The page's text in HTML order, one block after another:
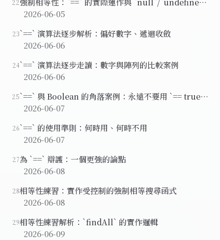
22
的特殊關係
2026-06-05
23`==` 演算法逐步解析：偏好數字、遞迴收斂
2026-06-06
24`==` 演算法逐步走讀：數字與陣列的比較案例
2026-06-06
25`==` 與 Boolean 的角落案例：永遠不要用 `== true`
或 `== false`
2026-06-07
26`==` 的使用準則：何時用、何時不用
2026-06-07
27為 `==` 辯護：一個更強的論點
2026-06-08
28相等性練習：實作受控制的強制相等搜尋函式
2026-06-08
29相等性練習解析：`findAll` 的實作邏輯
2026-06-09